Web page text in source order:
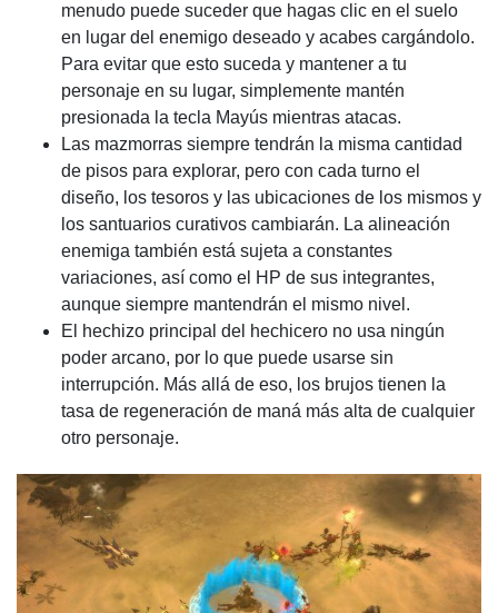
menudo puede suceder que hagas clic en el suelo
en lugar del enemigo deseado y acabes cargándolo.
Para evitar que esto suceda y mantener a tu
personaje en su lugar, simplemente mantén
presionada la tecla Mayús mientras atacas.
Las mazmorras siempre tendrán la misma cantidad
de pisos para explorar, pero con cada turno el
diseño, los tesoros y las ubicaciones de los mismos y
los santuarios curativos cambiarán. La alineación
enemiga también está sujeta a constantes
variaciones, así como el HP de sus integrantes,
aunque siempre mantendrán el mismo nivel.
El hechizo principal del hechicero no usa ningún
poder arcano, por lo que puede usarse sin
interrupción. Más allá de eso, los brujos tienen la
tasa de regeneración de maná más alta de cualquier
otro personaje.